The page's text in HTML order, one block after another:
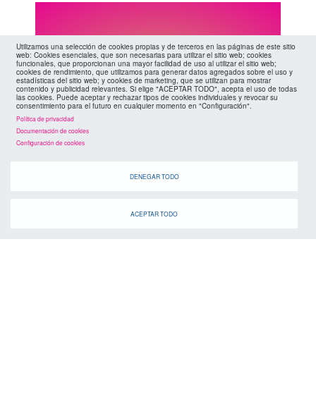
agenda
Cuando
Utilizamos una selección de cookies propias y de terceros en las páginas de este sitio
web: Cookies esenciales, que son necesarias para utilizar el sitio web; cookies
funcionales, que proporcionan una mayor facilidad de uso al utilizar el sitio web;
cookies de rendimiento, que utilizamos para generar datos agregados sobre el uso y
estadísticas del sitio web; y cookies de marketing, que se utilizan para mostrar
contenido y publicidad relevantes. Si elige "ACEPTAR TODO", acepta el uso de todas
las cookies. Puede aceptar y rechazar tipos de cookies individuales y revocar su
consentimiento para el futuro en cualquier momento en "Configuración".
Política de privacidad
Documentación de cookies
Configuración de cookies
DENEGAR TODO
ACEPTAR TODO